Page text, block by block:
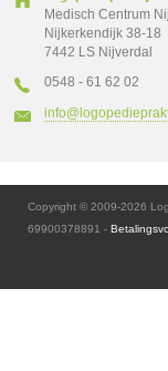
Medisch Centrum
Nijkerkendijk 38-18
7442 LS Nijverdal
0548 - 61 62 02
Copyright © 2009-2026
69900378891 -